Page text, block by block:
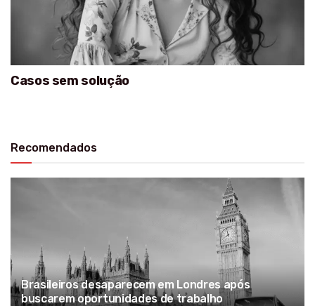
Casos sem solução
Recomendados
Brasileiros desaparecem em Londres após
buscarem oportunidades de trabalho